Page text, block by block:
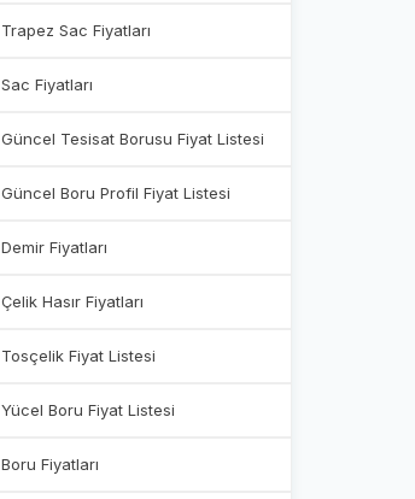
Trapez Sac Fiyatları
Sac Fiyatları
Güncel Tesisat Borusu Fiyat Listesi
Güncel Boru Profil Fiyat Listesi
Demir Fiyatları
Çelik Hasır Fiyatları
Tosçelik Fiyat Listesi
Yücel Boru Fiyat Listesi
Boru Fiyatları